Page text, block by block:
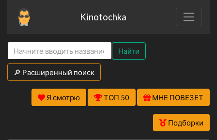
Kinotochka
Найти
🔎 Расширенный поиск
Я смотрю ТОП 50 МНЕ ПОВЕЗЕТ
Подборки